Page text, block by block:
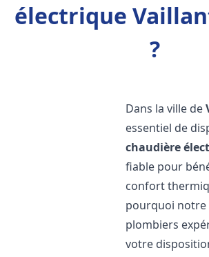
électrique
?
Dans la ville de
essentiel de
chaudière
fiable pour
confort
pourquoi notre
plombiers
votre